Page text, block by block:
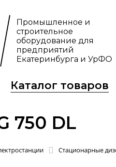
Промышленное и
строительное
оборудование для
предприятий
Екатеринбурга и УрФО
Каталог товаров
750 DL
Стационарные